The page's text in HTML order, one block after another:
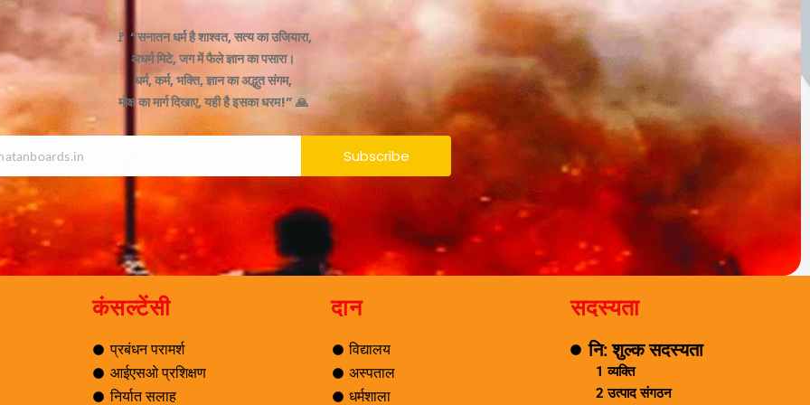
🚩 “सनातन धर्म है शाश्वत, सत्य का उजियारा,
अधर्म मिटे, जग में फैले ज्ञान का पसारा।
धर्म, कर्म, भक्ति, ज्ञान का अद्भुत संगम,
मोक्ष का मार्ग दिखाए, यही है इसका धरम!” 🙏
Subscribe
कंसल्टेंसी
प्रबंधन परामर्श
आईएसओ प्रशिक्षण
निर्यात सलाह
दान
विद्यालय
अस्पताल
धर्मशाला
सदस्यता
नि: शुल्क सदस्यता
1 व्यक्ति
2 उत्पाद संगठन